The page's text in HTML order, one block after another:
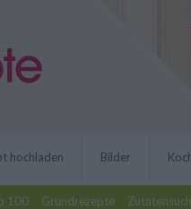
100 Grundrezepte
hochladen Bilder